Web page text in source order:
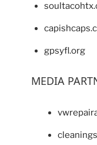
gpsyfl.org
MEDIA